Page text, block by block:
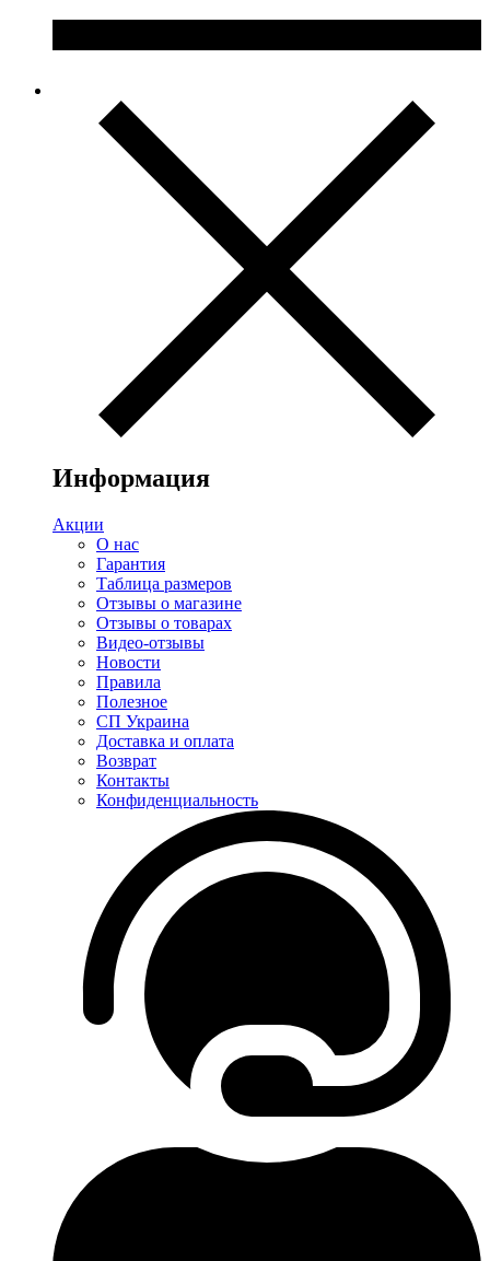
Информация
Акции
О нас
Гарантия
Таблица размеров
Отзывы о магазине
Отзывы о товарах
Видео-отзывы
Новости
Правила
Полезное
СП Украина
Доставка и оплата
Возврат
Контакты
Конфиденциальность